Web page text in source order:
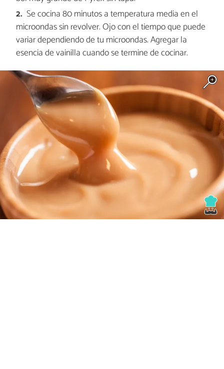
Se cocina 80 minutos a temperatura media en el
microondas sin revolver. Ojo con el tiempo que puede
variar dependiendo de tu microondas. Agregar la
esencia de vainilla cuando se termine de cocinar.